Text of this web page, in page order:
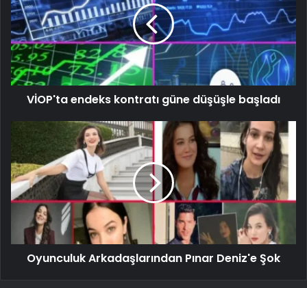
VİOP'ta endeks kontratı güne düşüşle başladı
Oyunculuk Arkadaşlarından Pınar Deniz'e Şok